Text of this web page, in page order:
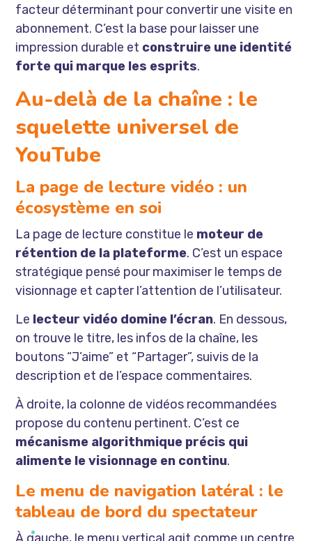
facteur déterminant pour convertir une visite en
abonnement. C’est la base pourlaisser une
impression durable et construire une identité
forte qui marque les esprits.
Au-delà de la chaîne : le
squelette universel de
YouTube
La page de lecture vidéo : un
écosystème en soi
La page de lecture constitue le moteur de
rétention de la plateforme. C’est un espace
stratégique pensé pour maximiser le temps de
visionnage et capter l’attention de l’utilisateur.
Le lecteur vidéo domine l’écran. En dessous,
on trouve le titre, les infos de la chaîne, les
boutons “J’aime” et “Partager”, suivis de la
description et de l’espace commentaires.
À droite, la colonne de vidéos recommandées
propose du contenu pertinent. C’est ce
mécanisme algorithmique précis qui
alimente le visionnage en continu.
Le menu de navigation latéral : le
tableau de bord du spectateur